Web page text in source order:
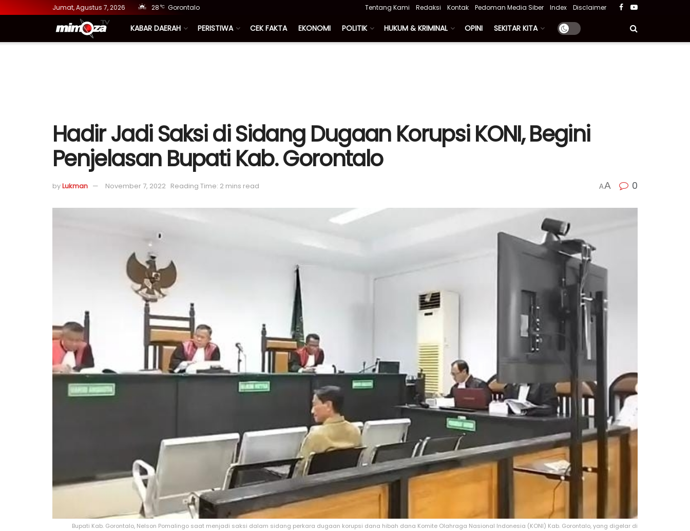
Jumat, Agustus 7, 2026 28 °C Gorontalo Tentang Kami Redaksi Kontak Pedoman Media Siber Index Disclaimer
KABAR DAERAH PERISTIWA CEK FAKTA EKONOMI POLITIK HUKUM & KRIMINAL OPINI SEKITAR KITA
Hadir Jadi Saksi di Sidang Dugaan Korupsi KONI, Begini
Penjelasan Bupati Kab. Gorontalo
byLukman November 7, 2022 Reading Time: 2 mins read AA 0
Bupati Kab. Gorontalo, Nelson Pomalingo saat menjadi saksi dalam sidang perkara dugaan korupsi dana hibah dana Komite Olahraga Nasional Indonesia (KONI) Kab. Gorontalo, yang digelar di